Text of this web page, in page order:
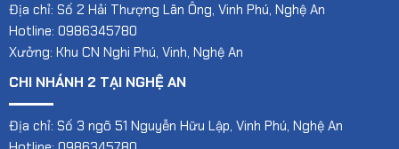
Địa chỉ: Số 2 Hải Thượng Lãn Ông, Vinh Phú, Nghệ An
Hotline: 0986345780
Xưởng: Khu CN Nghi Phú, Vinh, Nghệ An
CHI NHÁNH 2 TẠI NGHỆ AN
Địa chỉ: Số 3 ngõ 51 Nguyễn Hữu Lập, Vinh Phú, Nghệ An